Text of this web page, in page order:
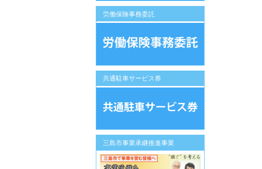
労働保険事務委託
共通駐車サービス券
三島市事業承継推進事業